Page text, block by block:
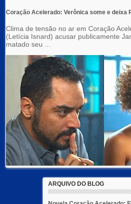
Coração Acelerado: Verônica some e deixa
Clima de tensão no ar em Coração
(Letícia Isnard) acusar publicamente
matado seu ...
ARQUIVO DO BLOG